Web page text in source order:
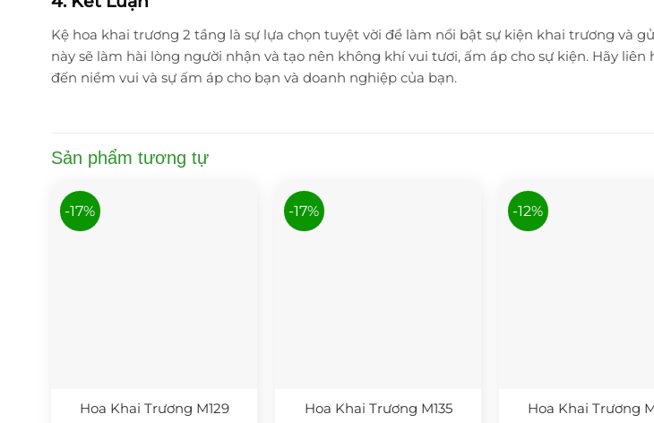
Kệ hoa khai trương 2 tầng là sự lựa chọn tuyệt vời để làm nổi bật sự kiện khai trương và
này sẽ làm hài lòng người nhận và tạo nên không khí vui tươi, ấm áp cho sự kiện. Hãy
đến niềm vui và sự ấm áp cho bạn và doanh nghiệp của bạn.
Sản phẩm tương tự
-17%
Hoa Khai Trương M129
-17%
Hoa Khai Trương M135
-12%
Hoa Khai Trương